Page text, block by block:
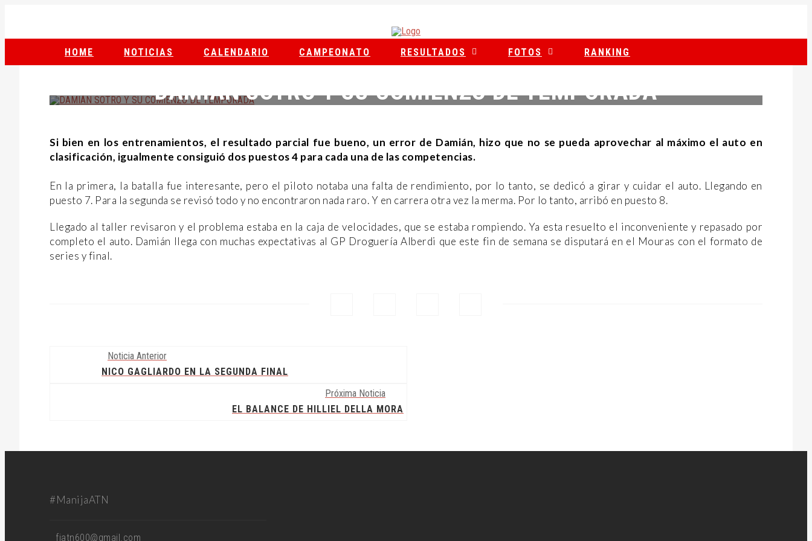
HOME NOTICIAS CALENDARIO CAMPEONATO RESULTADOS FOTOS RANKING
DAMIÁN SOTRO Y SU COMIENZO DE TEMPORADA
Si bien en los entrenamientos, el resultado parcial fue bueno, un error de Damián, hizo que no se pueda aprovechar al máximo el auto en
clasificación, igualmente consiguió dos puestos 4 para cada una de las competencias.
En la primera, la batalla fue interesante, pero el piloto notaba una falta de rendimiento, por lo tanto, se dedicó a girar y cuidar el auto. Llegando en
puesto 7. Para la segunda se revisó todo y no encontraron nada raro. Y en carrera otra vez la merma. Por lo tanto, arribó en puesto 8.
Llegado al taller revisaron y el problema estaba en la caja de velocidades, que se estaba rompiendo. Ya esta resuelto el inconveniente y repasado por
completo el auto. Damián llega con muchas expectativas al GP Droguería Alberdi que este fin de semana se disputará en el Mouras con el formato de
series y final.
Noticia Anterior
NICO GAGLIARDO EN LA SEGUNDA FINAL
Próxima Noticia
EL BALANCE DE HILLIEL DELLA MORA
#ManijaATN
fiatn600@gmail.com